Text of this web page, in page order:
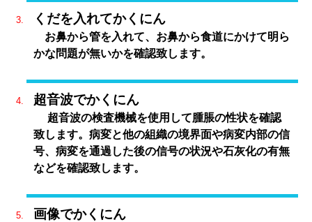
くだを入れてかくにん
お鼻から管を入れて、お鼻から食道にかけて明ら
かな問題が無いかを確認致します。
超音波でかくにん
超音波の検査機械を使用して腫脹の性状を確認
致します。病変と他の組織の境界面や病変内部の信
号、病変を通過した後の信号の状況や石灰化の有無
などを確認致します。
画像でかくにん